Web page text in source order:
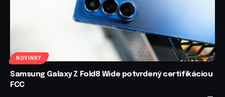
NOVINKY
Samsung Galaxy Z Fold8 Wide potvrdený certifikáciou
FCC